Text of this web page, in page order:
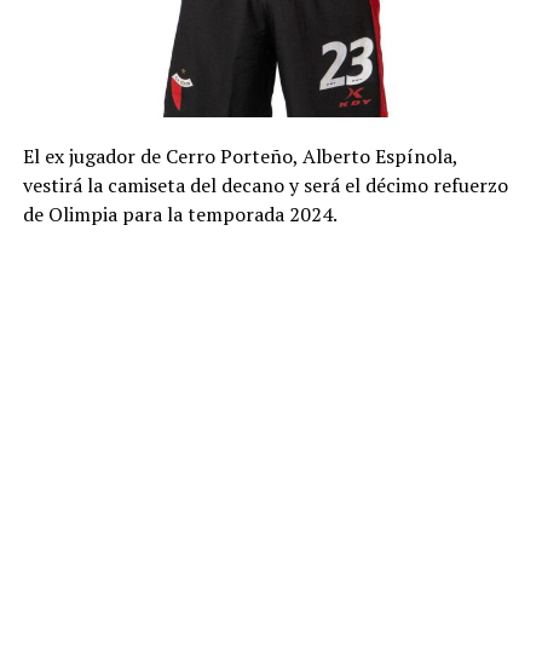
El ex jugador de Cerro Porteño, Alberto Espínola,
vestirá la camiseta del decano y será el décimo refuerzo
de Olimpia para la temporada 2024.